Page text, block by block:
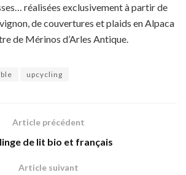
réalisées exclusivement à partir de
de couvertures et plaids en Alpaca
de Mérinos d’Arles Antique.
upcycling
Article précédent
de lit bio et français
Article suivant